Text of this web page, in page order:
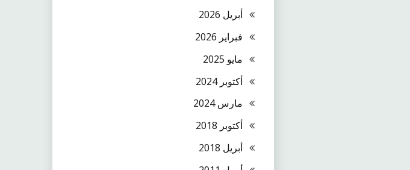
أبريل 2026
فبراير 2026
مايو 2025
أكتوبر 2024
مارس 2024
أكتوبر 2018
أبريل 2018